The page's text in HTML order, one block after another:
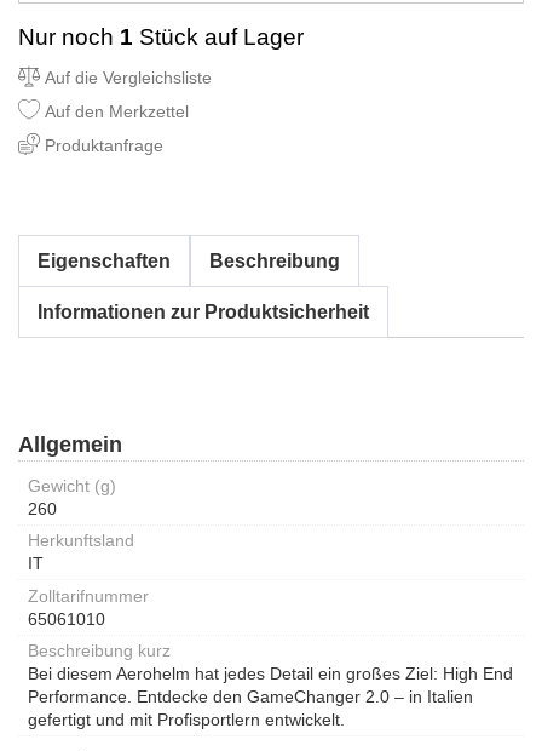
Nur noch 1 Stück auf Lager
Auf die Vergleichsliste
Auf den Merkzettel
Produktanfrage
Eigenschaften Beschreibung
Informationen zur Produktsicherheit
Allgemein
Gewicht (g)
260
Herkunftsland
IT
Zolltarifnummer
65061010
Beschreibung kurz
Bei diesem Aerohelm hat jedes Detail ein großes Ziel: High End
Performance. Entdecke den GameChanger 2.0 – in Italien
gefertigt und mit Profisportlern entwickelt.